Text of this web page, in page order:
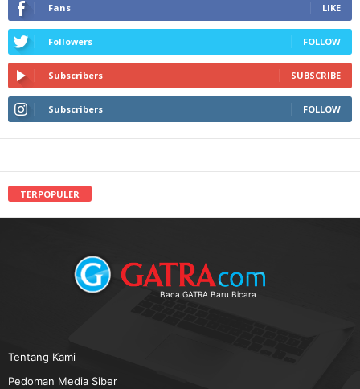
Fans LIKE
Followers FOLLOW
Subscribers SUBSCRIBE
Subscribers FOLLOW